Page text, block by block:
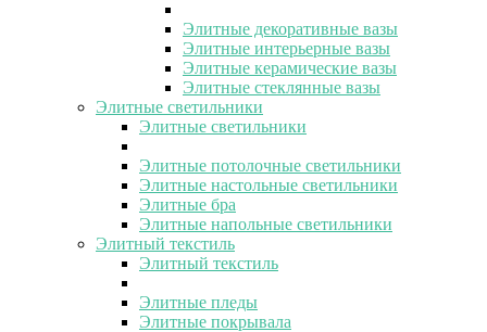
Элитные декоративные вазы
Элитные интерьерные вазы
Элитные керамические вазы
Элитные стеклянные вазы
Элитные светильники
Элитные светильники
Элитные потолочные светильники
Элитные настольные светильники
Элитные бра
Элитные напольные светильники
Элитный текстиль
Элитный текстиль
Элитные пледы
Элитные покрывала